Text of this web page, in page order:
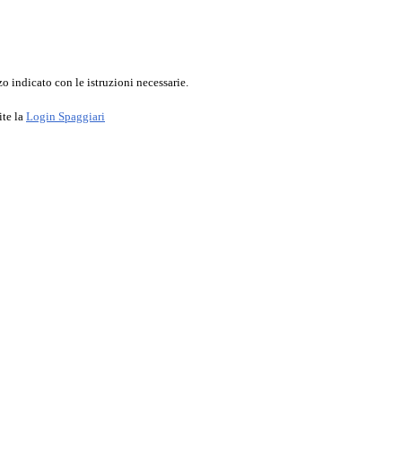
indicato con le istruzioni necessarie.
la Login Spaggiari